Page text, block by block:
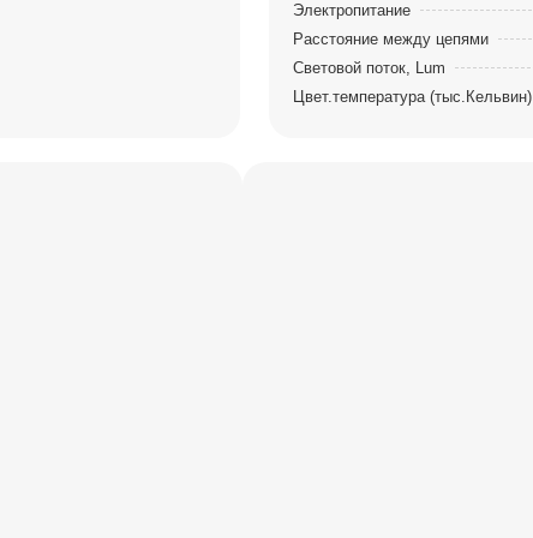
Электропитание
Расстояние между цепями
Световой поток, Lum
Цвет.температура (тыс.Кельвин)